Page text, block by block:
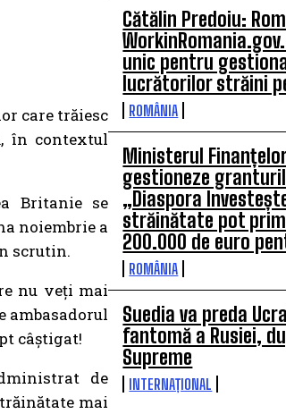
care trăiesc
în contextul
Britanie se
noiembrie a
scrutin.
nu veți mai
ambasadorul
câștigat!
de
mai
Cătălin Predoiu:
unic pentru
lucrătorilor străini
ROMÂNIA
Ministerul
gestioneze
„Diaspora
străinătate pot
200.000 de euro
ROMÂNIA
Suedia va preda
fantomă a Rusiei,
Supreme
INTERNAȚIONAL